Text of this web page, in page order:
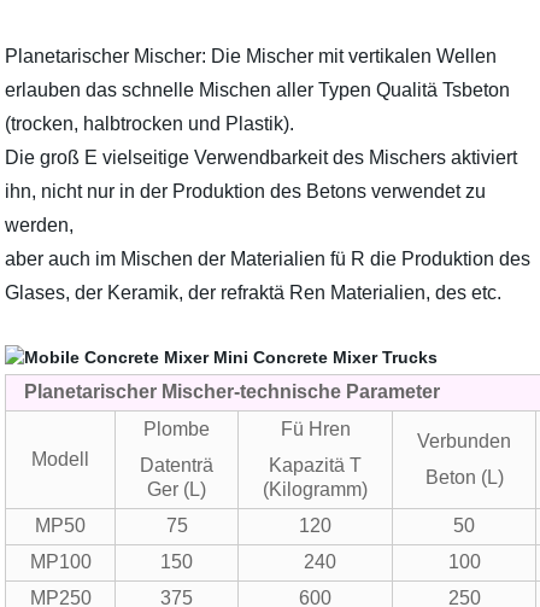
Planetarischer Mischer: Die Mischer mit vertikalen Wellen
erlauben das schnelle Mischen aller Typen Qualitä Tsbeton
(trocken, halbtrocken und Plastik).
Die groß E vielseitige Verwendbarkeit des Mischers aktiviert
ihn, nicht nur in der Produktion des Betons verwendet zu
werden,
aber auch im Mischen der Materialien fü R die Produktion des
Glases, der Keramik, der refraktä Ren Materialien, des etc.
Planetarischer Mischer-technische Parameter
Modell
Plombe
Datenträ
Ger (L)
Fü Hren
Kapazitä T
(Kilogramm)
Verbunden
Beton (L)
MP50 75 120
50
MP100
150 240
100
MP250
375 600
250